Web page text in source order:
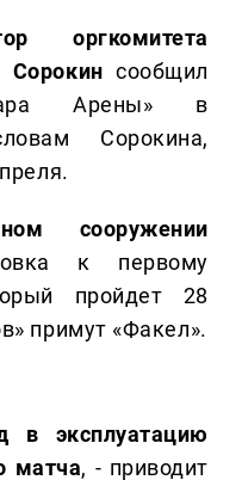
оргкомитета
Сорокин сообщил
Арены» в
Сорокина,
сооружении
к первому
пройдет 28
примут «Факел».
в эксплуатацию
матча, - приводит